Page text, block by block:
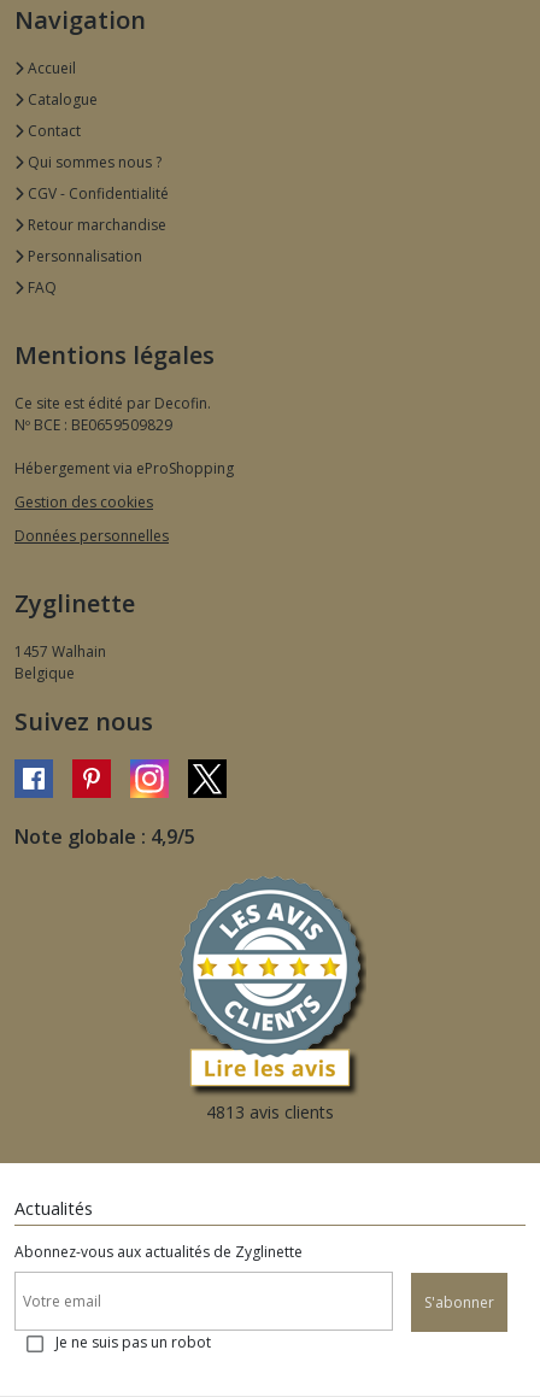
Navigation
Accueil
Catalogue
Contact
Qui sommes nous ?
CGV - Confidentialité
Retour marchandise
Personnalisation
FAQ
Mentions légales
Ce site est édité par Decofin.
Nº BCE : BE0659509829
Hébergement via eProShopping
Gestion des cookies
Données personnelles
Zyglinette
1457 Walhain
Belgique
Suivez nous
Note globale : 4,9/5
4813 avis clients
Actualités
Abonnez-vous aux actualités de Zyglinette
S'abonner
Je ne suis pas un robot